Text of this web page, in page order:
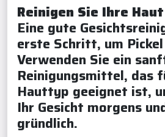
Reinigen Sie Ihre
Eine gute
erste Schritt, um
Verwenden Sie ein
Reinigungsmittel, das
Hauttyp geeignet ist,
Ihr Gesicht morgens
gründlich.